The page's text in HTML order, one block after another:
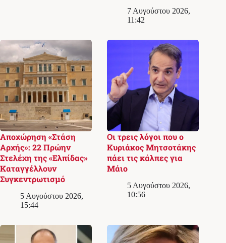
7 Αυγούστου 2026,
11:42
Αποχώρηση «Στάση
Αρχής»: 22 Πρώην
Στελέχη της «Ελπίδας»
Καταγγέλλουν
Συγκεντρωτισμό
5 Αυγούστου 2026,
15:44
Οι τρεις λόγοι που ο
Κυριάκος Μητσοτάκης
πάει τις κάλπες για
Μάιο
5 Αυγούστου 2026,
10:56